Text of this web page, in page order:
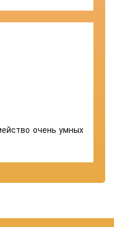
очень умных